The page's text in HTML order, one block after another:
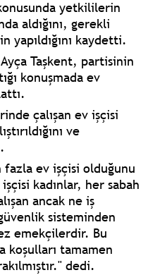
yetkililerin
aldığını, gerekli
yapıldığını kaydetti.
Taşkent, partisinin
konuşmada ev
çalışan ev işçisi
ve
ev işçisi olduğunu
kadınlar, her sabah
ancak ne iş
sisteminden
emekçilerdir. Bu
koşulları tamamen
dedi.